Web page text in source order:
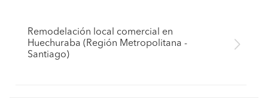
Remodelación local comercial en
Huechuraba (Región Metropolitana -
Santiago)